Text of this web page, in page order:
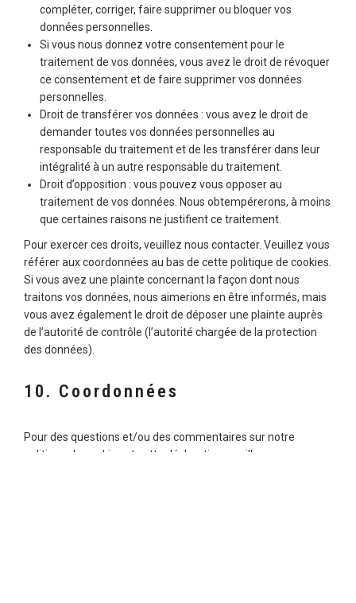
compléter, corriger, faire supprimer ou bloquer vos
données personnelles.
Si vous nous donnez votre consentement pour le
traitement de vos données, vous avez le droit de révoquer
ce consentement et de faire supprimer vos données
personnelles.
Droit de transférer vos données : vous avez le droit de
demander toutes vos données personnelles au
responsable du traitement et de les transférer dans leur
intégralité à un autre responsable du traitement.
Droit d’opposition : vous pouvez vous opposer au
traitement de vos données. Nous obtempérerons, à moins
que certaines raisons ne justifient ce traitement.
Pour exercer ces droits, veuillez nous contacter. Veuillez vous
référer aux coordonnées au bas de cette politique de cookies.
Si vous avez une plainte concernant la façon dont nous
traitons vos données, nous aimerions en être informés, mais
vous avez également le droit de déposer une plainte auprès
de l’autorité de contrôle (l’autorité chargée de la protection
des données).
10. Coordonnées
Pour des questions et/ou des commentaires sur notre
politique de cookies et cette déclaration, veuillez nous